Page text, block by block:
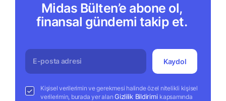
Midas Bülten’e abone ol,
finansal gündemi takip et.
Kaydol
Kişisel verilerimin ve gerekmesi halinde özel nitelikli kişisel
verilerimin, burada yer alanGizlilik Bildirimi kapsamında